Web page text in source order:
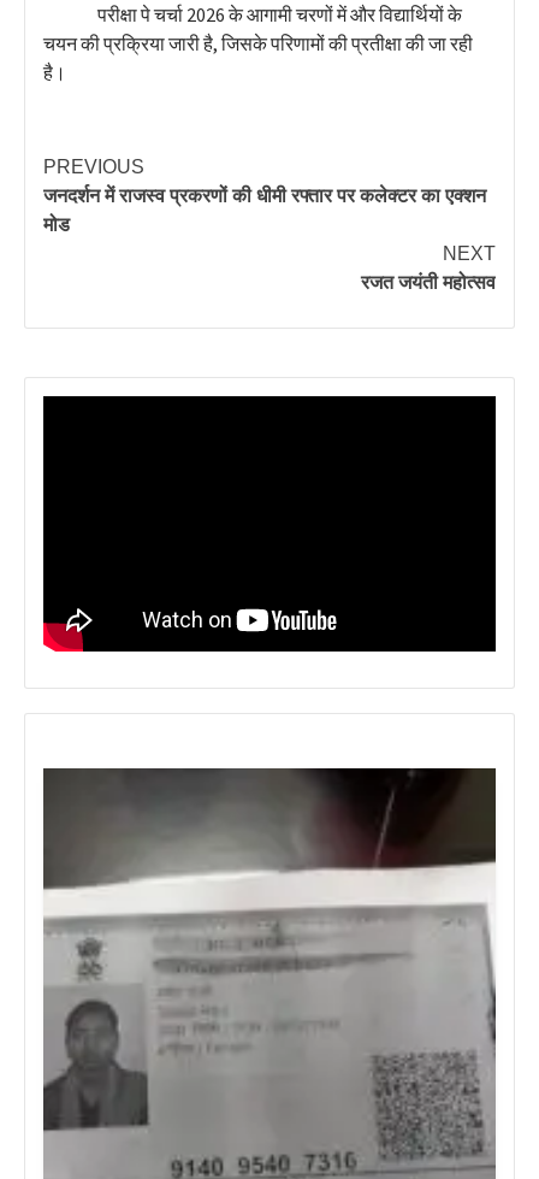
परीक्षा पे चर्चा 2026 के आगामी चरणों में और विद्यार्थियों के
चयन की प्रक्रिया जारी है, जिसके परिणामों की प्रतीक्षा की जा रही
है।
PREVIOUS
जनदर्शन में राजस्व प्रकरणों की धीमी रफ्तार पर कलेक्टर का एक्शन
मोड
NEXT
रजत जयंती महोत्सव